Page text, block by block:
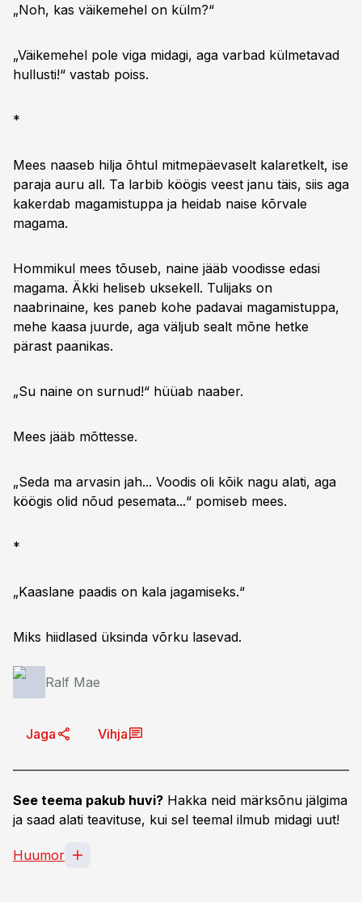
„Noh, kas väikemehel on külm?“
„Väikemehel pole viga midagi, aga varbad külmetavad
hullusti!“ vastab poiss.
*
Mees naaseb hilja õhtul mitmepäevaselt kalaretkelt, ise
paraja auru all. Ta larbib köögis veest janu täis, siis aga
kakerdab magamistuppa ja heidab naise kõrvale
magama.
Hommikul mees tõuseb, naine jääb voodisse edasi
magama. Äkki heliseb uksekell. Tulijaks on
naabrinaine, kes paneb kohe padavai magamistuppa,
mehe kaasa juurde, aga väljub sealt mõne hetke
pärast paanikas.
„Su naine on surnud!“ hüüab naaber.
Mees jääb mõttesse.
„Seda ma arvasin jah... Voodis oli kõik nagu alati, aga
köögis olid nõud pesemata...“ pomiseb mees.
*
„Kaaslane paadis on kala jagamiseks.“
Miks hiidlased üksinda võrku lasevad.
Ralf Mae
Jaga Vihja
See teema pakub huvi? Hakka neid märksõnu jälgima
ja saad alati teavituse, kui sel teemal ilmub midagi uut!
Huumor